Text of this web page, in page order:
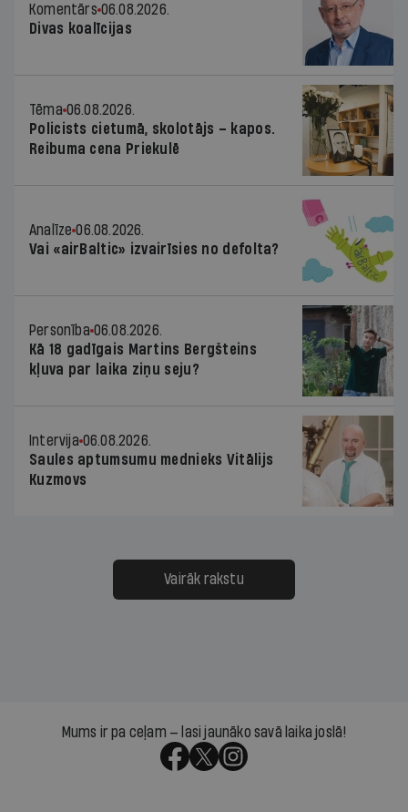
Komentārs 06.08.2026.
Divas koalīcijas
Tēma 06.08.2026.
Policists cietumā, skolotājs – kapos.
Reibuma cena Priekulē
Analīze 06.08.2026.
Vai «airBaltic» izvairīsies no defolta?
Personība 06.08.2026.
Kā 18 gadīgais Martins Bergšteins
kļuva par laika ziņu seju?
Intervija 06.08.2026.
Saules aptumsumu mednieks Vitālijs
Kuzmovs
Vairāk rakstu
Mums ir pa ceļam — lasi jaunāko savā laika joslā!